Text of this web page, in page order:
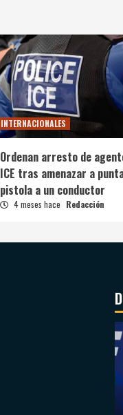
INTERNACIONALES
Ordenan arresto de
ICE tras amenazar a
pistola a un conductor
4 meses hace Redacción